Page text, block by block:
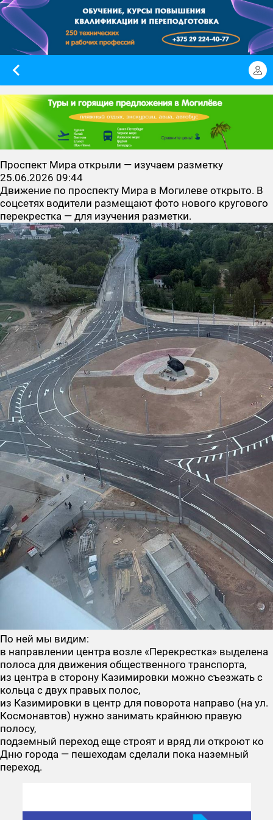
Проспект Мира открыли — изучаем разметку
25.06.2026 09:44
Движение по проспекту Мира в Могилеве открыто. В
соцсетях водители размещают фото нового кругового
перекрестка — для изучения разметки.
По ней мы видим:
в направлении центра возле «Перекрестка» выделена
полоса для движения общественного транспорта,
из центра в сторону Казимировки можно съезжать с
кольца с двух правых полос,
из Казимировки в центр для поворота направо (на ул.
Космонавтов) нужно занимать крайнюю правую
полосу,
подземный переход еще строят и вряд ли откроют ко
Дню города — пешеходам сделали пока наземный
переход.